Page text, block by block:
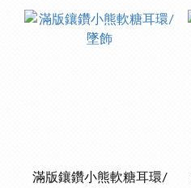
滿版鑲鑽小熊軟糖耳環/